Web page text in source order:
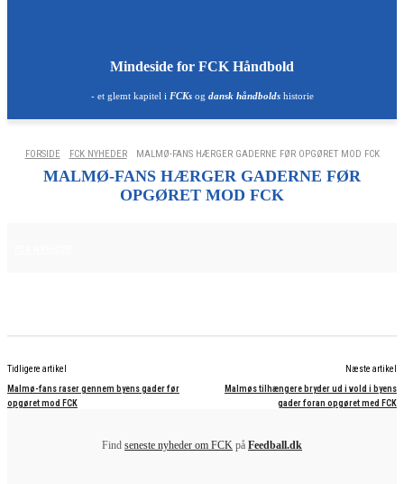
Mindeside for FCK Håndbold
- et glemt kapitel i FCKsog dansk håndboldshistorie
FORSIDE FCK NYHEDER MALMØ-FANS HÆRGER GADERNE FØR OPGØRET MOD FCK
MALMØ-FANS HÆRGER GADERNE FØR
OPGØRET MOD FCK
Tidligere artikel
Malmø-fans raser gennem byens gader før
opgøret mod FCK
Næste artikel
Malmøs tilhængere bryder ud i vold i byens
gader foran opgøret med FCK
Find seneste nyheder om FCK på Feedball.dk